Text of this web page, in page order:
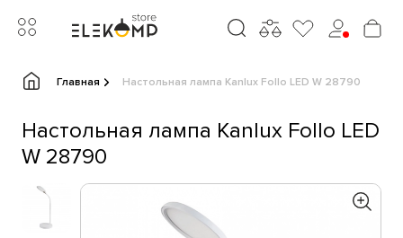
Главная Настольная лампа Kanlux Follo LED W 28790
Настольная лампа Kanlux Follo LED
W 28790